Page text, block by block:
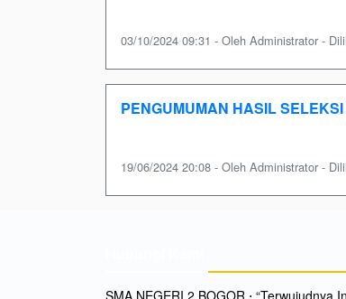
03/10/2024 09:31 - Oleh Administrator -
PENGUMUMAN HASIL
19/06/2024 20:08 - Oleh Administrator -
SMA NEGERI 2 BOGOR ⋅ “Terwujudnya